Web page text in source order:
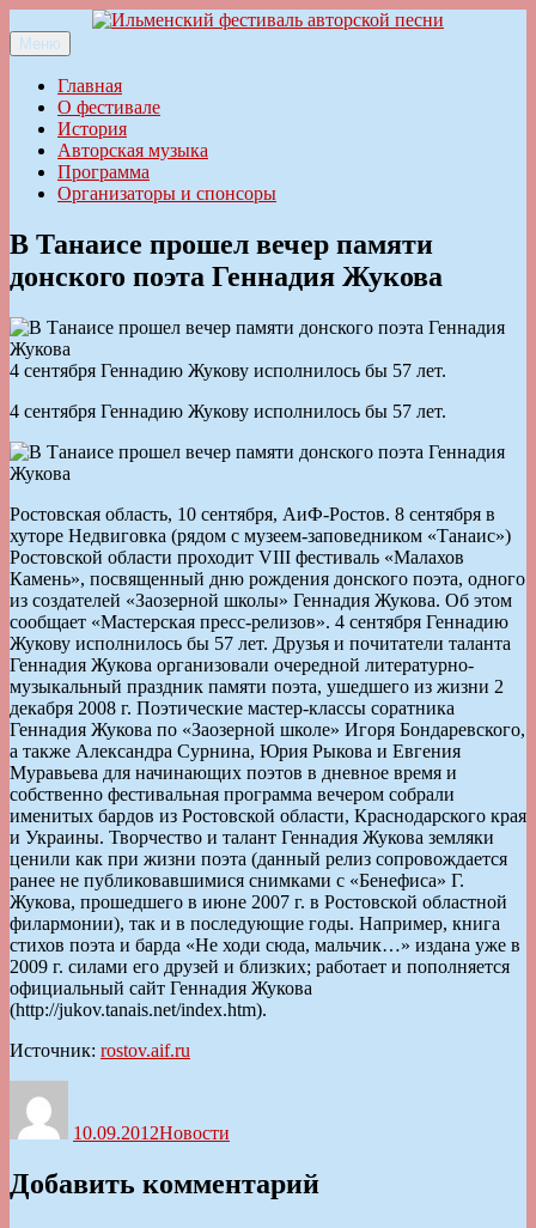
к
содержимому
Ильменский фестиваль авторской песни
Меню
Главная
О фестивале
История
Авторская музыка
Программа
Организаторы и спонсоры
В Танаисе прошел вечер памяти
донского поэта Геннадия Жукова
4 сентября Геннадию Жукову исполнилось бы 57 лет.
4 сентября Геннадию Жукову исполнилось бы 57 лет.
Ростовская область, 10 сентября, АиФ-Ростов. 8 сентября в
хуторе Недвиговка (рядом с музеем-заповедником «Танаис»)
Ростовской области проходит VIII фестиваль «Малахов
Камень», посвященный дню рождения донского поэта, одного
из создателей «Заозерной школы» Геннадия Жукова. Об этом
сообщает «Мастерская пресс-релизов». 4 сентября Геннадию
Жукову исполнилось бы 57 лет. Друзья и почитатели таланта
Геннадия Жукова организовали очередной литературно-
музыкальный праздник памяти поэта, ушедшего из жизни 2
декабря 2008 г. Поэтические мастер-классы соратника
Геннадия Жукова по «Заозерной школе» Игоря Бондаревского,
а также Александра Сурнина, Юрия Рыкова и Евгения
Муравьева для начинающих поэтов в дневное время и
собственно фестивальная программа вечером собрали
именитых бардов из Ростовской области, Краснодарского края
и Украины. Творчество и талант Геннадия Жукова земляки
ценили как при жизни поэта (данный релиз сопровождается
ранее не публиковавшимися снимками с «Бенефиса» Г.
Жукова, прошедшего в июне 2007 г. в Ростовской областной
филармонии), так и в последующие годы. Например, книга
стихов поэта и барда «Не ходи сюда, мальчик…» издана уже в
2009 г. силами его друзей и близких; работает и пополняется
официальный сайт Геннадия Жукова
(http://jukov.tanais.net/index.htm).
Источник: rostov.aif.ru
10.09.2012Новости
Добавить комментарий